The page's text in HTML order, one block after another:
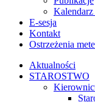
E-sesja
Kontakt
Ostrzeżenia
Aktualności
STAROSTWO